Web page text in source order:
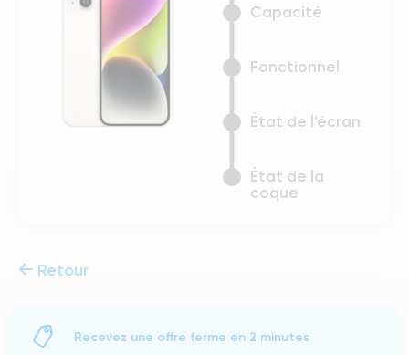
Capacité
Fonctionnel
État de l'écran
État de la
coque
Retour
Recevez une offre ferme en 2 minutes